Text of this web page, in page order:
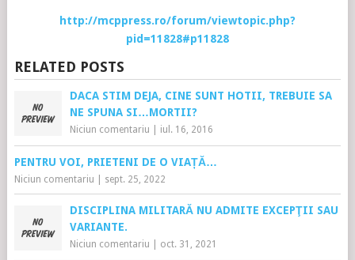
http://mcppress.ro/forum/viewtopic.php?
pid=11828#p11828
RELATED POSTS
DACA STIM DEJA, CINE SUNT HOTII, TREBUIE SA
NE SPUNA SI…MORTII?
Niciun comentariu iul. 16, 2016
PENTRU VOI, PRIETENI DE O VIAȚĂ…
Niciun comentariu sept. 25, 2022
DISCIPLINA MILITARĂ NU ADMITE EXCEPŢII SAU
VARIANTE.
Niciun comentariu oct. 31, 2021